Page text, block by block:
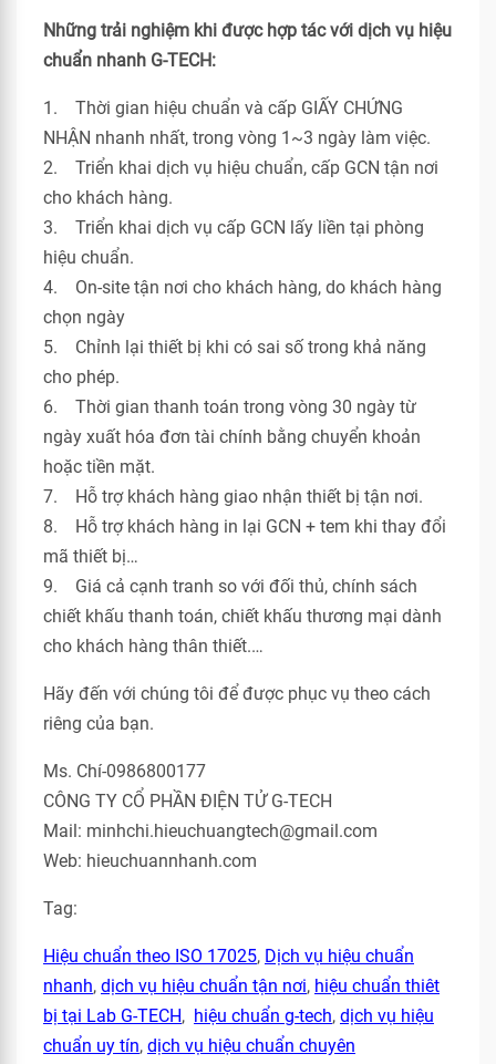
Những trải nghiệm khi được hợp tác với dịch vụ hiệu
chuẩn nhanh G-TECH:
1. Thời gian hiệu chuẩn và cấp GIẤY CHỨNG
NHẬN nhanh nhất, trong vòng 1~3 ngày làm việc.
2. Triển khai dịch vụ hiệu chuẩn, cấp GCN tận nơi
cho khách hàng.
3. Triển khai dịch vụ cấp GCN lấy liền tại phòng
hiệu chuẩn.
4. On-site tận nơi cho khách hàng, do khách hàng
chọn ngày
5. Chỉnh lại thiết bị khi có sai số trong khả năng
cho phép.
6. Thời gian thanh toán trong vòng 30 ngày từ
ngày xuất hóa đơn tài chính bằng chuyển khoản
hoặc tiền mặt.
7. Hỗ trợ khách hàng giao nhận thiết bị tận nơi.
8. Hỗ trợ khách hàng in lại GCN + tem khi thay đổi
mã thiết bị…
9. Giá cả cạnh tranh so với đối thủ, chính sách
chiết khấu thanh toán, chiết khấu thương mại dành
cho khách hàng thân thiết.…
Hãy đến với chúng tôi để được phục vụ theo cách
riêng của bạn.
Ms. Chí-0986800177
CÔNG TY CỔ PHẦN ĐIỆN TỬ G-TECH
Mail: minhchi.hieuchuangtech@gmail.com
Web: hieuchuannhanh.com
Tag:
Hiệu chuẩn theo ISO 17025, Dịch vụ hiệu chuẩn
nhanh, dịch vụ hiệu chuẩn tận nơi, hiệu chuẩn thiêt
bị tại Lab G-TECH, hiệu chuẩn g-tech, dịch vụ hiệu
chuẩn uy tín, dịch vụ hiệu chuẩn chuyên